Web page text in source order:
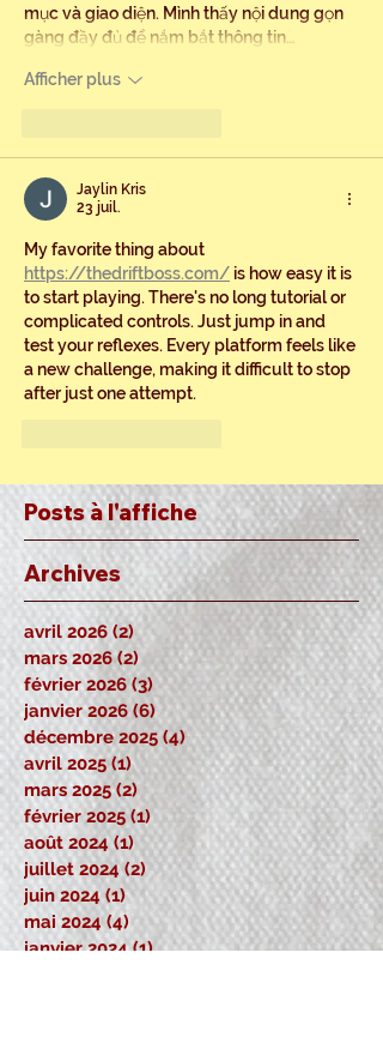
mục và giao diện. Mình thấy nội dung gọn
gàng đầy đủ để nắm bắt thông tin…
Afficher plus
Jaylin Kris
23 juil.
My favorite thing about
https://thedriftboss.com/ is how easy it is
to start playing. There's no long tutorial or
complicated controls. Just jump in and
test your reflexes. Every platform feels like
a new challenge, making it difficult to stop
after just one attempt.
Posts à l'affiche
Archives
avril 2026 (2)2 posts
mars 2026 (2)2 posts
février 2026 (3) 3 posts
janvier 2026 (6) 6 posts
décembre 2025 (4)4 posts
avril 2025 (1)1 post
mars 2025 (2) 2 posts
février 2025 (1)1 post
août 2024 (1) 1 post
juillet 2024 (2) 2 posts
juin 2024 (1)1 post
mai 2024 (4) 4 posts
janvier 2024 (1)1 post